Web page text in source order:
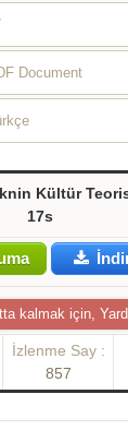
Document
Kültür
17s
kalmak için,
İzlenme Say :
857